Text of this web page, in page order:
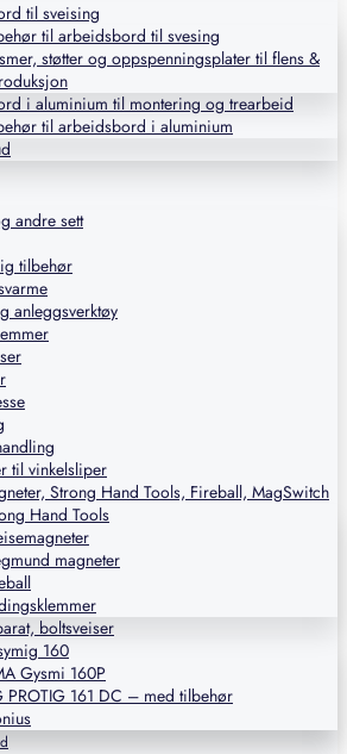
til sveising
til arbeidsbord til svesing
støtter og oppspenningsplater til flens &
i aluminium til montering og trearbeid
til arbeidsbord i aluminium
andre sett
tilbehør
anleggsverktøy
til vinkelsliper
Strong Hand Tools, Fireball, MagSwitch
Hand Tools
magneter
boltsveiser
160
Gysmi 160P
PROTIG 161 DC – med tilbehør